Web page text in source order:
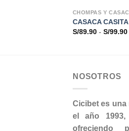
CHOMPAS Y
CASACA CASITA
S/89.90 - S/99.90
NOSOTROS
Cicibet es una
el año 1993,
ofreciendo